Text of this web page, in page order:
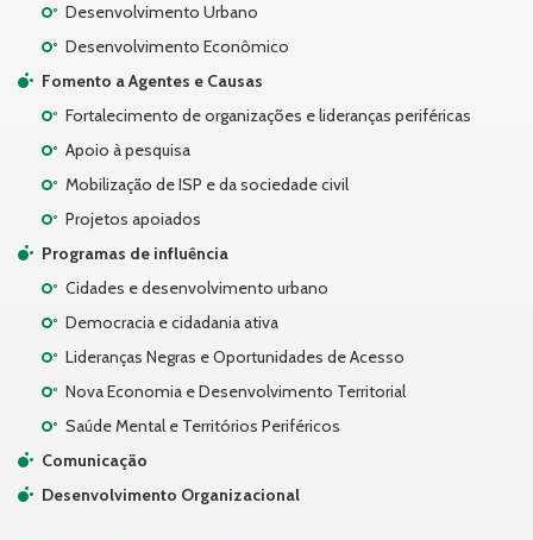
Desenvolvimento Urbano
Desenvolvimento Econômico
Fomento a Agentes e Causas
Fortalecimento de organizações e lideranças periféricas
Apoio à pesquisa
Mobilização de ISP e da sociedade civil
Projetos apoiados
Programas de influência
Cidades e desenvolvimento urbano
Democracia e cidadania ativa
Lideranças Negras e Oportunidades de Acesso
Nova Economia e Desenvolvimento Territorial
Saúde Mental e Territórios Periféricos
Comunicação
Desenvolvimento Organizacional